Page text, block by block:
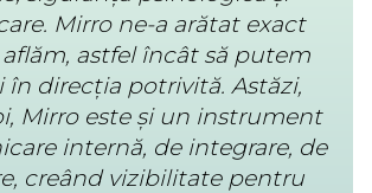
Mirro ne-a arătat exact
astfel încât să putem
în direcția potrivită. Astăzi,
Mirro este și un instrument
internă, de integrare, de
creând vizibilitate pentru